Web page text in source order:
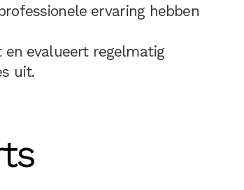
ervaring hebben
evalueert regelmatig
uit.